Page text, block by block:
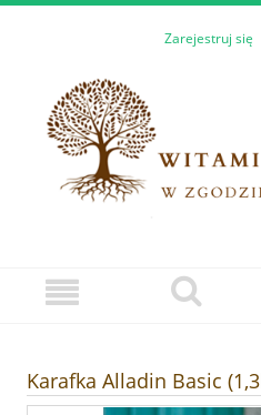
Zarejestruj się
Karafka Alladin Basic